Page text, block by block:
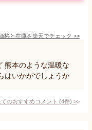
格と在庫を楽天でチェック >>
熊本のような温暖な
はいかがでしょうか
てのおすすめコメント (4件) >